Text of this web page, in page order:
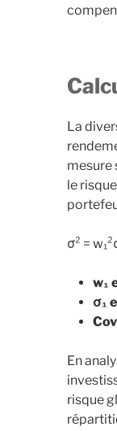
La
mesure
le
σ² =
w₁
σ₁
En
risque